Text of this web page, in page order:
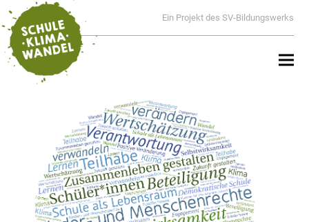
Ein Projekt des SV-Bildungswerks